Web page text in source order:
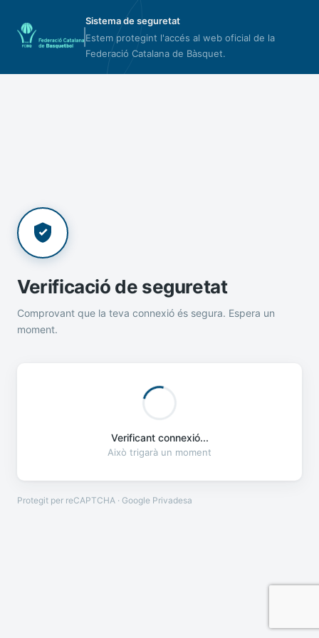
Sistema de seguretat
Estem protegint l'accés al web oficial de la
Federació Catalana de Bàsquet.
Verificació de seguretat
Comprovant que la teva connexió és segura. Espera un
moment.
Verificant connexió...
Això trigarà un moment
Protegit per reCAPTCHA · Google Privadesa